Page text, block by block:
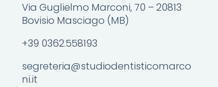
Via Guglielmo Marconi, 70 – 20813
Bovisio Masciago (MB)
+39 0362.558193
segreteria@studiodentisticomarco
ni.it